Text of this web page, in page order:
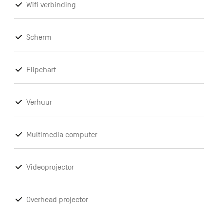
Wifi verbinding
Scherm
Flipchart
Verhuur
Multimedia computer
Videoprojector
Overhead projector